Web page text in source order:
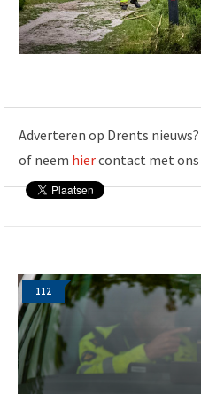
Adverteren op Drents nieuws?
of neem hiercontact met ons
112